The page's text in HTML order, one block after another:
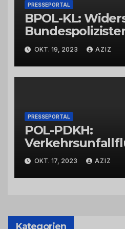
PRESSEPORTAL
BPOL-KL:
OKT. 19, 2023 AZIZ
PRESSEPORTAL
POL-PDKH:
Abbiegevorgang
OKT. 17, 2023 AZIZ
Kategorien